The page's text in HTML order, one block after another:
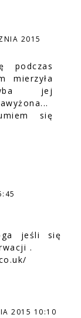
2015
podczas
mierzyła
jej
się
jeśli się
.
2015 10:10